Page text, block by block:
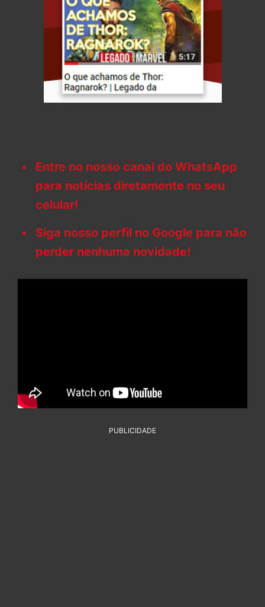
Entre no nosso canal do WhatsApp
para notícias diretamente no seu
celular!
Siga nosso perfil no Google para não
perder nenhuma novidade!
PUBLICIDADE